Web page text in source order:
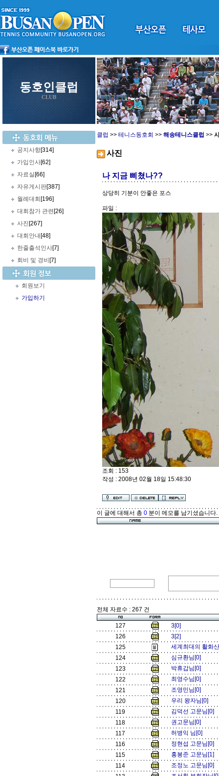
동호인클럽
CLUB
공지사항[314]
가입인사[62]
자료실 [66]
자유게시판[387]
월례대회 [196]
대회참가 관련 [26]
사진 [267]
대회안내 [48]
한줄출석인사[7]
회비 및 경비 [7]
회원보기
가입하기
클럽 >> 테니스동호회 >> 해송테니스클럽 >>
사진
나 지금 삐쳤나??
상당히 기분이 안좋은 포스
파일 :
조회 : 153
작성 : 2008년 02월 18일 15:48:30
이 글에 대해서 총 0 분이 메모를 남기셨습니다.
전체 자료수 : 267 건
127
3[0]
126
3[2]
125
세계최대의 활화
124
심규환님[0]
123
박휴갑님[0]
122
최영수님[0]
121
조영민님[0]
120
우리 왕자님[0]
119
김덕선 고문님[0]
118
권고문님[0]
117
허병익 님[0]
116
정현섭 고문님[0]
115
홍봉준 고문님[1]
114
조정노 고문님[0]